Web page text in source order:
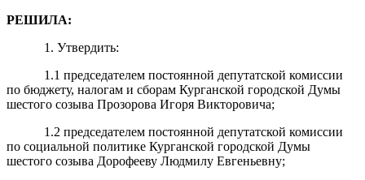
РЕШИЛА:
1. Утвердить:
1.1 председателем постоянной депутатской комиссии
по бюджету, налогам и сборам Курганской городской Думы
шестого созыва Прозорова Игоря Викторовича;
1.2 председателем постоянной депутатской комиссии
по социальной политике Курганской городской Думы
шестого созыва Дорофееву Людмилу Евгеньевну;